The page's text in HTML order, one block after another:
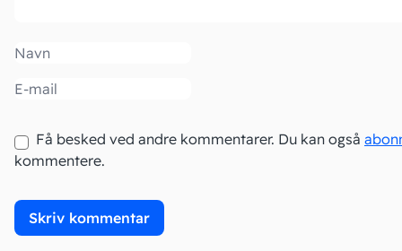
Navn
Email
Få besked ved andre kommentarer. Du kan også
kommentere.